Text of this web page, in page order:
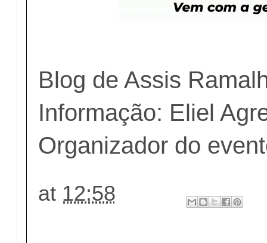
Blog de Assis
Informação: Eliel
Organizador do
at 12:58